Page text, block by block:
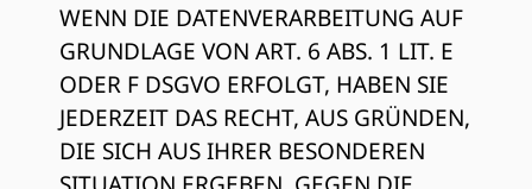
WENN DIE DATENVERARBEITUNG AUF
GRUNDLAGE VON ART. 6 ABS. 1 LIT. E
ODER F DSGVO ERFOLGT, HABEN SIE
JEDERZEIT DAS RECHT, AUS GRÜNDEN,
DIE SICH AUS IHRER BESONDEREN